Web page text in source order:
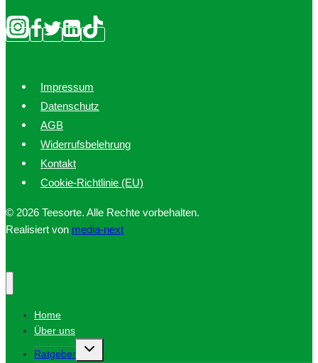
Impressum
Datenschutz
AGB
Widerrufsbelehrung
Kontakt
Cookie-Richtlinie (EU)
© 2026 Teesorte. Alle Rechte vorbehalten.
Realisiert von media-next
Home
Über uns
Ratgeber
Untermenü